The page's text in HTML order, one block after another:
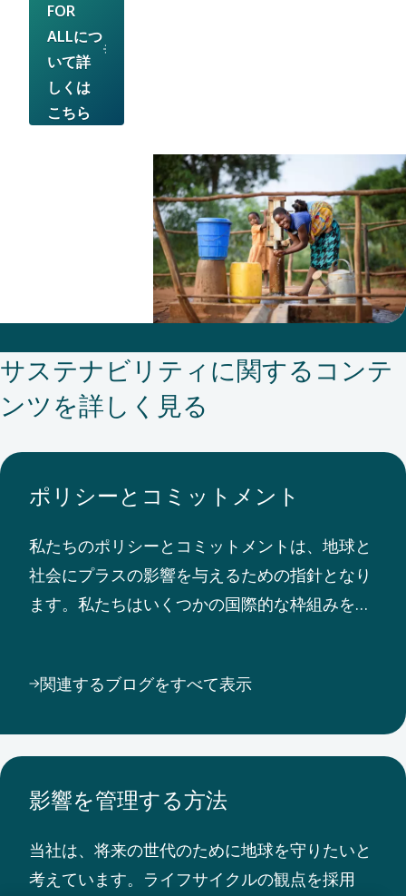
す
ス
テ
ム
を
用
し
て
い
FOR
ALLにつ
いて詳
しくは
こちら
サステナビリティに関するコンテ
ンツを詳しく見る
ポリシーとコミットメント
私たちのポリシーとコミットメントは、地球と
社会にプラスの影響を与えるための指針となり
ます。私たちはいくつかの国際的な枠組みを支
関連するブログをすべて表示
影響を管理する方法
当社は、将来の世代のために地球を守りたいと
考えています。ライフサイクルの観点を採用